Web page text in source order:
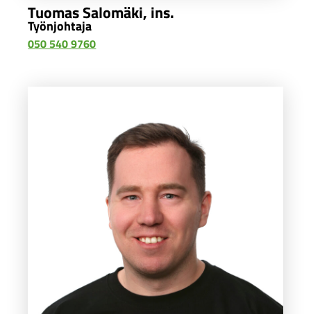
Tuomas Salomäki, ins.
Työnjohtaja
050 540 9760